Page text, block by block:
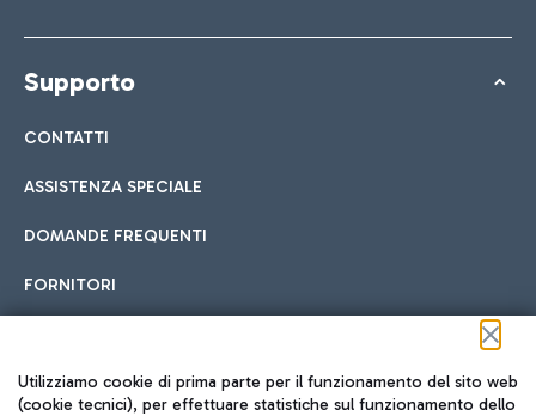
Supporto
CONTATTI
ASSISTENZA SPECIALE
DOMANDE FREQUENTI
FORNITORI
Seguici sui social
Utilizziamo cookie di prima parte per il funzionamento del sito web
(cookie tecnici), per effettuare statistiche sul funzionamento dello